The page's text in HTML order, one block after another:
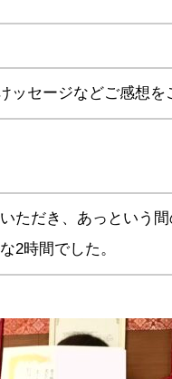
ッセージなどご感想を
ただき、あっという
2時間でした。